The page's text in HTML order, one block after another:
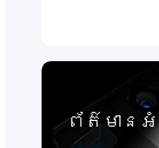
ព័ត៌មានអំ